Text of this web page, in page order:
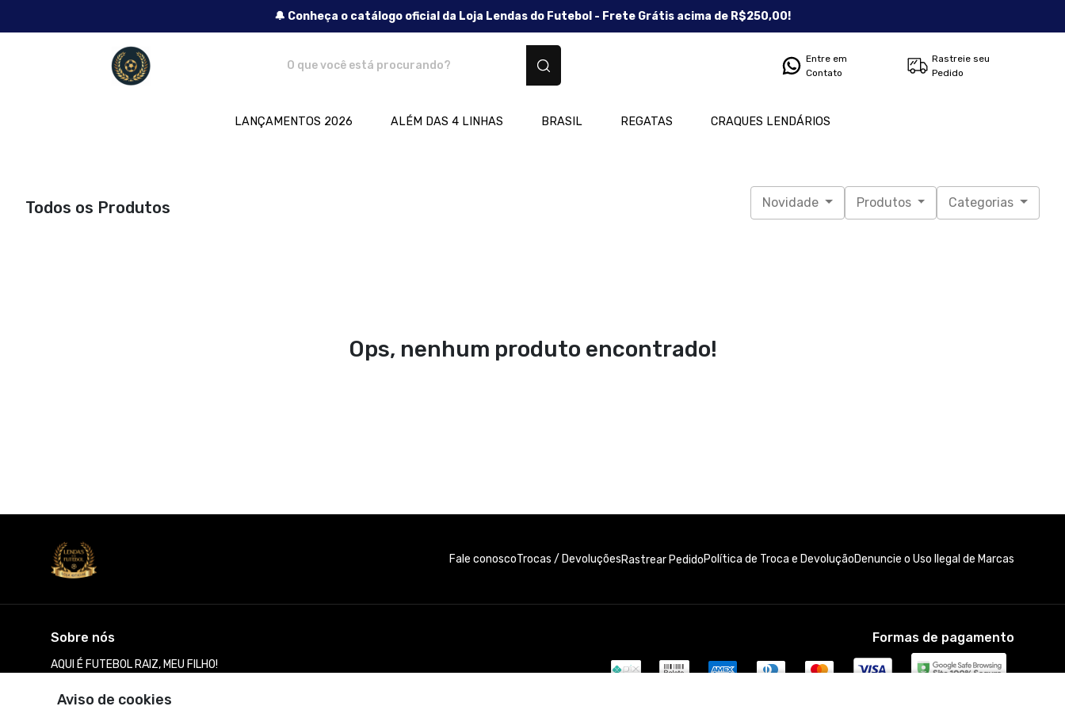
🔔 Conheça o catálogo oficial da Loja Lendas do Futebol - Frete Grátis acima de R$250,00!
Entre em
Contato
Rastreie seu
Pedido
LANÇAMENTOS 2026 ALÉM DAS 4 LINHAS BRASIL REGATAS CRAQUES LENDÁRIOS
Todos os Produtos Novidade Produtos Categorias
Ops, nenhum produto encontrado!
Aviso de cookies
Fale conoscoTrocas / DevoluçõesRastrear PedidoPolítica de Troca e DevoluçãoDenuncie o Uso Ilegal de Marcas
Sobre nós
AQUI É FUTEBOL RAIZ, MEU FILHO!
Formas de pagamento